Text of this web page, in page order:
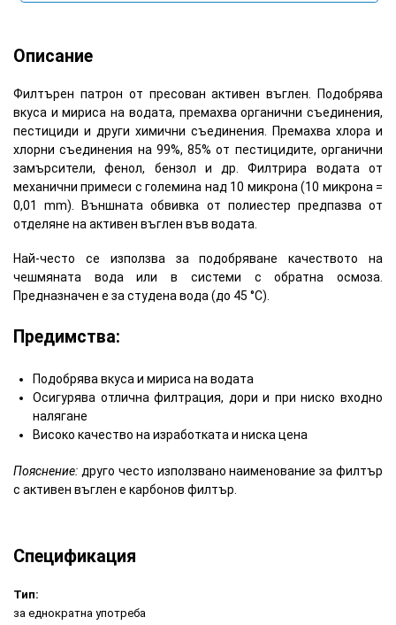
Описание
Филтърен патрон от пресован активен въглен. Подобрява
вкуса и мириса на водата, премахва органични съединения,
пестициди и други химични съединения. Премахва хлора и
хлорни съединения на 99%, 85% от пестицидите, органични
замърсители, фенол, бензол и др. Филтрира водата от
механични примеси с големина над 10 микрона (10 микрона =
0,01 mm). Външната обвивка от полиестер предпазва от
отделяне на активен въглен във водата.
Най-често се използва за подобряване качеството на
чешмяната вода или в системи с обратна осмоза.
Предназначен е за студена вода (до 45 °C).
Предимства:
Подобрява вкуса и мириса на водата
Осигурява отлична филтрация, дори и при ниско входно
налягане
Високо качество на изработката и ниска цена
Пояснение: друго често използвано наименование за филтър
с активен въглен е карбонов филтър.
Спецификация
Тип:
за еднократна употреба